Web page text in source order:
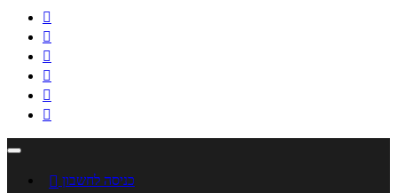






 כניסה לחשבון